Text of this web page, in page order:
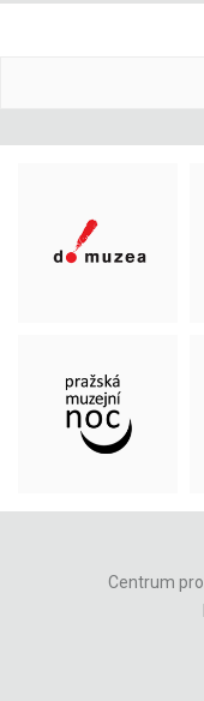
Centrum